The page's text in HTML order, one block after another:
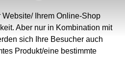
Ihrem Online-Shop
Aber nur in Kombination mit
sich Ihre Besucher auch
Produkt/eine bestimmte